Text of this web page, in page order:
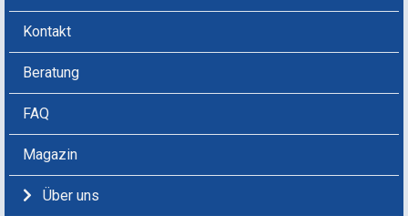
Kontakt
Beratung
FAQ
Magazin
Über uns